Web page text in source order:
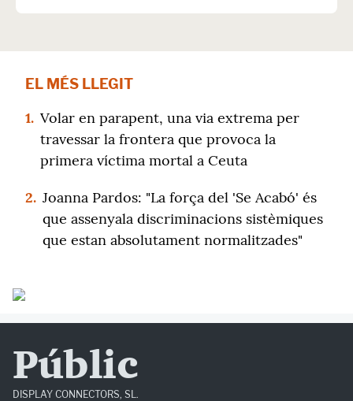
EL MÉS LLEGIT
1. Volar en parapent, una via extrema per
travessar la frontera que provoca la
primera víctima mortal a Ceuta
2. Joanna Pardos: "La força del 'Se Acabó' és
que assenyala discriminacions sistèmiques
que estan absolutament normalitzades"
Públic
DISPLAY CONNECTORS, SL.